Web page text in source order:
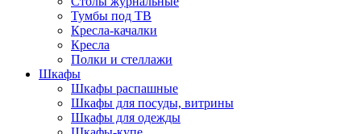
Тумбы под ТВ
Кресла-качалки
Кресла
Полки и стеллажи
Шкафы
Шкафы распашные
Шкафы для посуды, витрины
Шкафы для одежды